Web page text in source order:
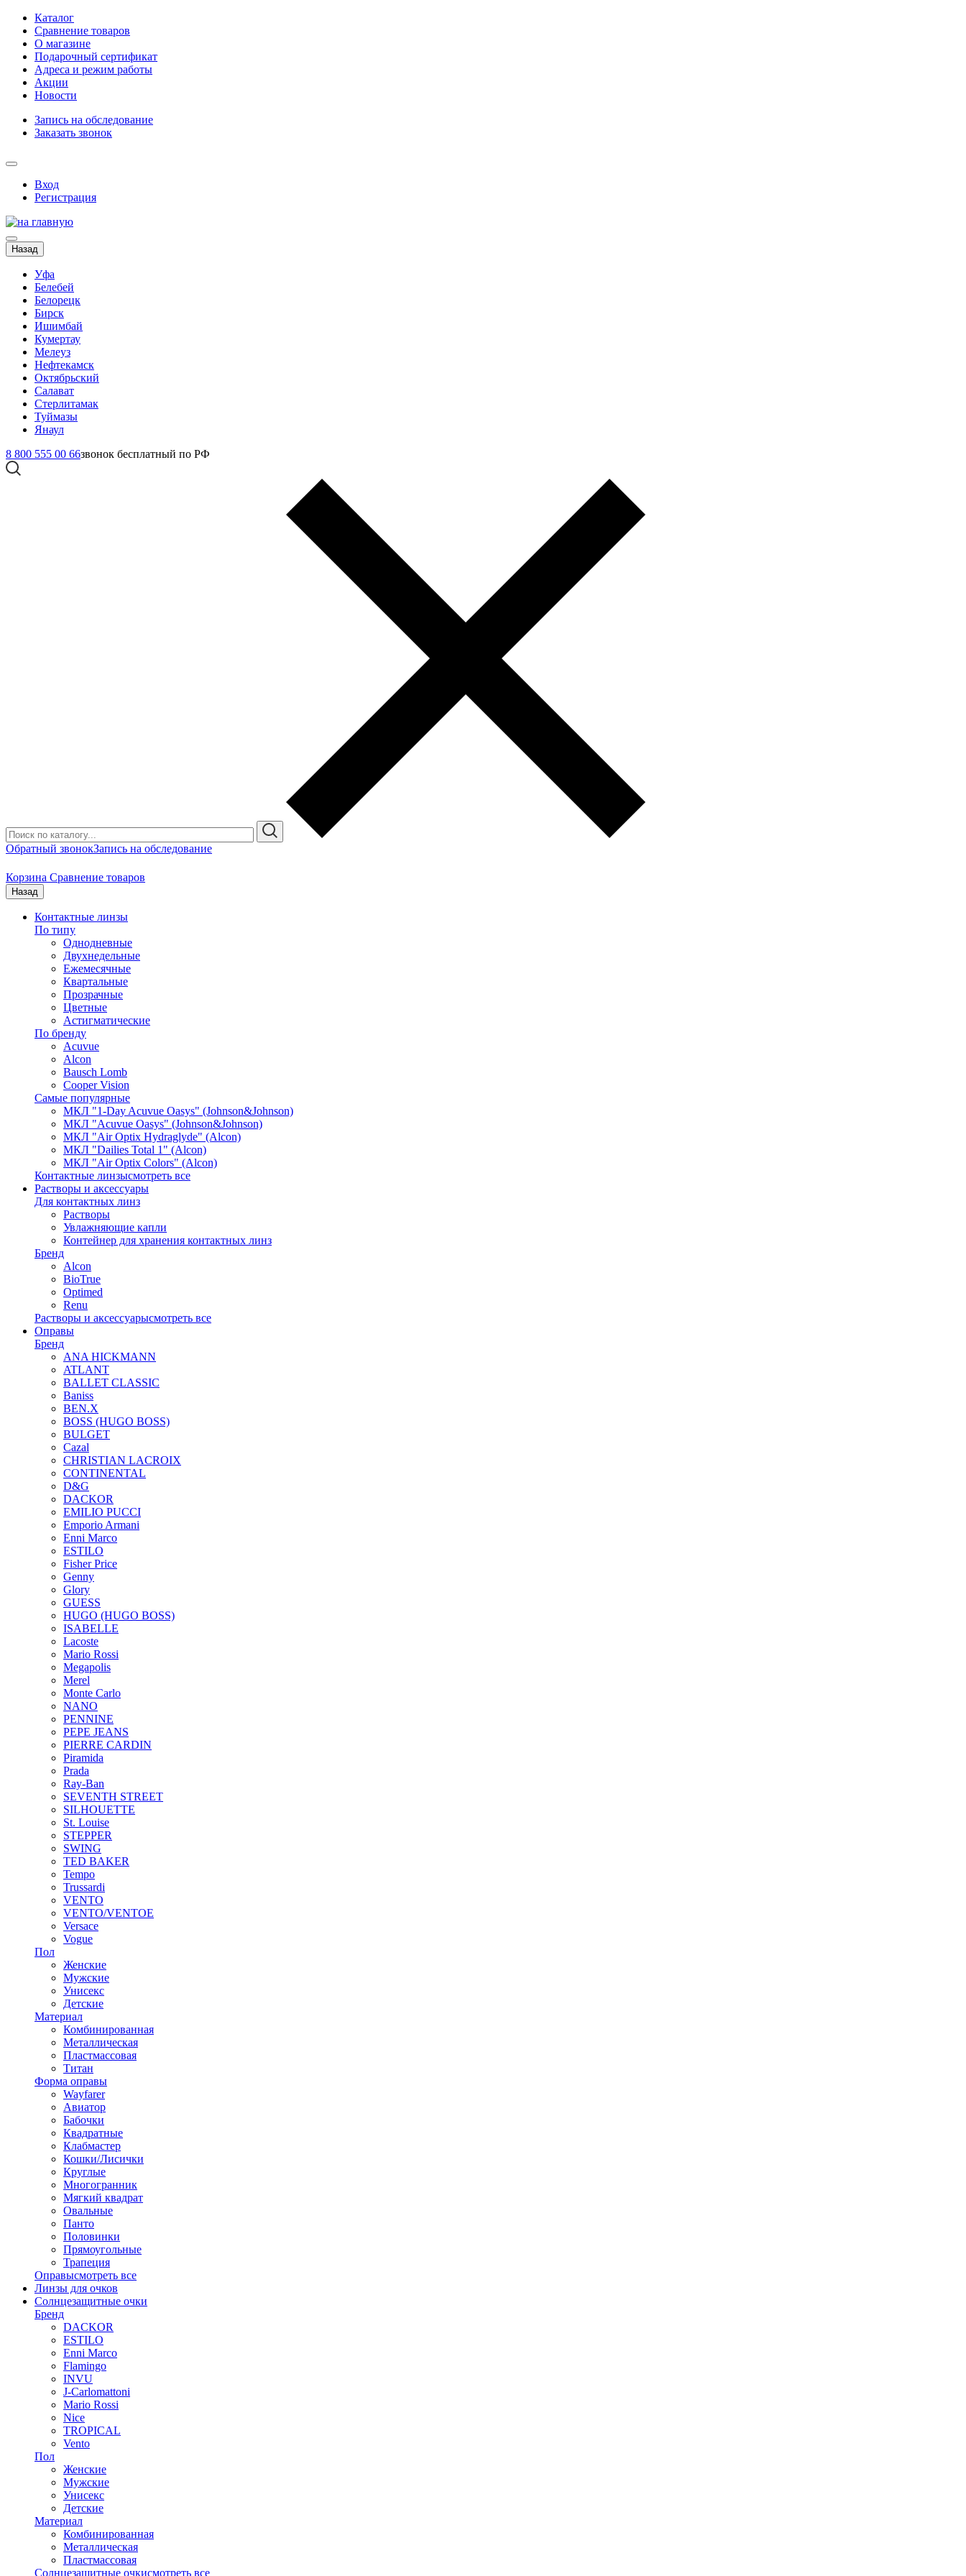
Каталог
Сравнение товаров
О магазине
Подарочный сертификат
Адреса и режим работы
Акции
Новости
Запись на обследование
Заказать звонок
Вход
Регистрация
Назад
Уфа
Белебей
Белорецк
Бирск
Ишимбай
Кумертау
Мелеуз
Нефтекамск
Октябрьский
Салават
Стерлитамак
Туймазы
Янаул
8 800 555 00 66звонок бесплатный по РФ
Обратный звонокЗапись на обследование
Корзина Сравнение товаров
Назад
Контактные линзы
По типу
Однодневные
Двухнедельные
Ежемесячные
Квартальные
Прозрачные
Цветные
Астигматические
По бренду
Acuvue
Alcon
Bausch Lomb
Cooper Vision
Самые популярные
МКЛ "1-Day Acuvue Oasys" (Johnson&Johnson)
МКЛ "Acuvue Oasys" (Johnson&Johnson)
МКЛ "Air Optix Hydraglyde" (Alcon)
МКЛ "Dailies Total 1" (Alcon)
МКЛ "Air Optix Colors" (Alcon)
Контактные линзысмотреть все
Растворы и аксессуары
Для контактных линз
Растворы
Увлажняющие капли
Контейнер для хранения контактных линз
Бренд
Alcon
BioTrue
Optimed
Renu
Растворы и аксессуарысмотреть все
Оправы
Бренд
ANA HICKMANN
ATLANT
BALLET CLASSIC
Baniss
BEN.X
BOSS (HUGO BOSS)
BULGET
Cazal
CHRISTIAN LACROIX
CONTINENTAL
D&G
DACKOR
EMILIO PUCCI
Emporio Armani
Enni Marco
ESTILO
Fisher Price
Genny
Glory
GUESS
HUGO (HUGO BOSS)
ISABELLE
Lacoste
Mario Rossi
Megapolis
Merel
Monte Carlo
NANO
PENNINE
PEPE JEANS
PIERRE CARDIN
Piramida
Prada
Ray-Ban
SEVENTH STREET
SILHOUETTE
St. Louise
STEPPER
SWING
TED BAKER
Tempo
Trussardi
VENTO
VENTO/VENTOE
Versace
Vogue
Пол
Женские
Мужские
Унисекс
Детские
Материал
Комбинированная
Металлическая
Пластмассовая
Титан
Форма оправы
Wayfarer
Авиатор
Бабочки
Квадратные
Клабмастер
Кошки/Лисички
Круглые
Многогранник
Мягкий квадрат
Овальные
Панто
Половинки
Прямоугольные
Трапеция
Оправысмотреть все
Линзы для очков
Солнцезащитные очки
Бренд
DACKOR
ESTILO
Enni Marco
Flamingo
INVU
J-Carlomattoni
Mario Rossi
Nice
TROPICAL
Vento
Пол
Женские
Мужские
Унисекс
Детские
Материал
Комбинированная
Металлическая
Пластмассовая
Солнцезащитные очкисмотреть все